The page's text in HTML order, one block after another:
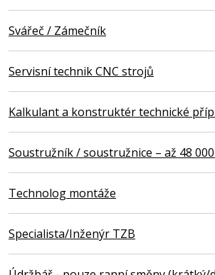
Svářeč / Zámečník
Servisní technik CNC strojů
Kalkulant a konstruktér technické
Soustružník / soustružnice – až 48 000
Technolog montáže
Specialista/Inženýr TZB